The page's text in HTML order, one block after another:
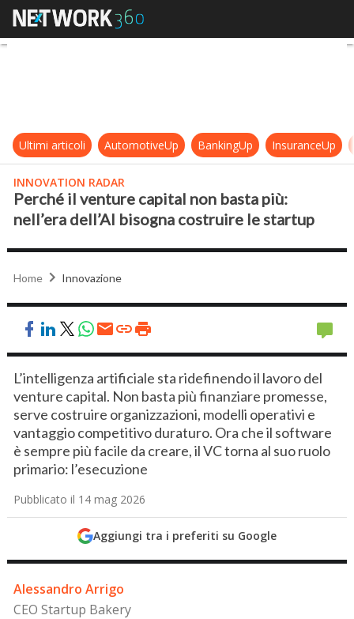
Perché il venture capital non
Ultimi articoli AutomotiveUp BankingUp InsuranceUp
INNOVATION RADAR
Perché il venture capital non basta più:
nell’era dell’AI bisogna costruire le startup
Home Innovazione
L’intelligenza artificiale sta ridefinendo il lavoro del
venture capital. Non basta più finanziare promesse,
serve costruire organizzazioni, modelli operativi e
vantaggio competitivo duraturo. Ora che il software
è sempre più facile da creare, il VC torna al suo ruolo
primario: l’esecuzione
Pubblicato il 14 mag 2026
Aggiungi tra i preferiti su Google
Alessandro Arrigo
CEO Startup Bakery